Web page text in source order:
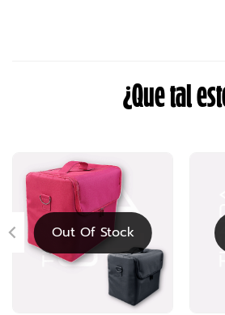
¿Que tal
Out Of Stock